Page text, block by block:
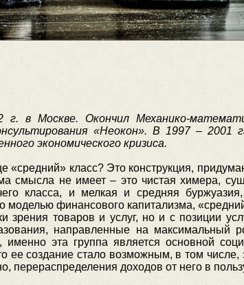
г. в Москве. Окончил Механико-
«Неокон». В 1997 –
экономического кризиса.
«средний» класс? Это конструкция,
смысла не имеет – это чистая химера,
класса, и мелкая и средняя
моделью финансового капитализма,
зрения товаров и услуг, но и с позиции
направленные на максимальный
именно эта группа является основной
ее создание стало возможным, в том числе,
перераспределения доходов от него в